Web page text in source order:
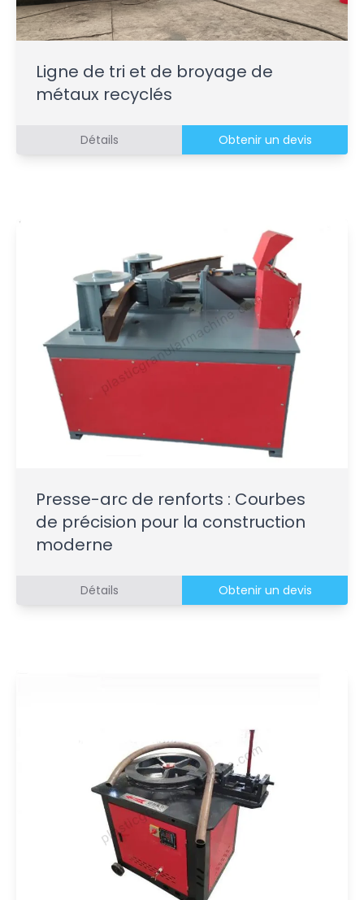
Ligne de tri et de broyage de
métaux recyclés
Détails Obtenir un devis
Presse-arc de renforts : Courbes
de précision pour la construction
moderne
Détails Obtenir un devis